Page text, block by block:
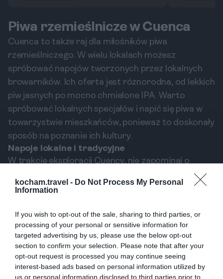
kocham.travel - Do Not Process My Personal
Information
If you wish to opt-out of the sale, sharing to third parties, or
processing of your personal or sensitive information for
targeted advertising by us, please use the below opt-out
section to confirm your selection. Please note that after your
opt-out request is processed you may continue seeing
interest-based ads based on personal information utilized by
us or personal information disclosed to third parties prior to
Piwa rzemieślnicze w Cuenca
Cuenca to także raj dla miłośników piwa
rzemieślniczego. W wielu lokalach możesz
spróbować napojów tworzonych przez lokalnych
browarników. Ich oferta jest różnorodna, od lekkich
piw jasnych po mocno chmielone IPA. Warto
spróbować lokalnych specjałów i napić się piwa w
towarzystwie mieszkańców, ponieważ to doskonały
sposób na poznanie ich kultury.
Napoje lokalne i tradycyjne
W trakcie eksploracji Cuency, nie zapominaj o
spróbowaniu lokalnych napojów. Ekwador posiada
bogactwo napojów, które różnią się w zależności
'chicha', fermentowany napój z kukurydzy, który
może być okazją do odkrycia lokalnych tradycji.
Warto też spróbować 'agua di pítimas', która ma
właściwości zdrowotne. Te napoje z pewnością
umilą czas spędzony w stolicy regionu Azuay.